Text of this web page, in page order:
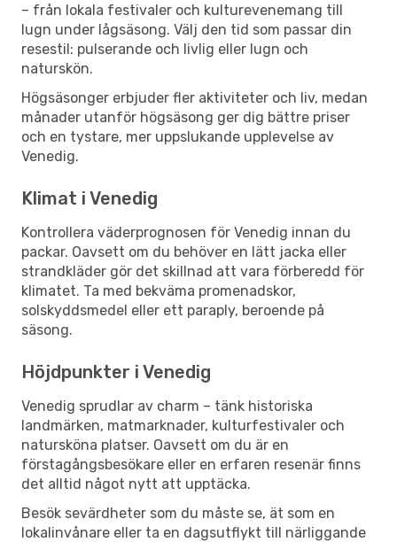
– från lokala festivaler och kulturevenemang till
lugn under lågsäsong. Välj den tid som passar din
resestil: pulserande och livlig eller lugn och
naturskön.
Högsäsonger erbjuder fler aktiviteter och liv, medan
månader utanför högsäsong ger dig bättre priser
och en tystare, mer uppslukande upplevelse av
Venedig.
Klimat i Venedig
Kontrollera väderprognosen för Venedig innan du
packar. Oavsett om du behöver en lätt jacka eller
strandkläder gör det skillnad att vara förberedd för
klimatet. Ta med bekväma promenadskor,
solskyddsmedel eller ett paraply, beroende på
säsong.
Höjdpunkter i Venedig
Venedig sprudlar av charm – tänk historiska
landmärken, matmarknader, kulturfestivaler och
natursköna platser. Oavsett om du är en
förstagångsbesökare eller en erfaren resenär finns
det alltid något nytt att upptäcka.
Besök sevärdheter som du måste se, ät som en
lokalinvånare eller ta en dagsutflykt till närliggande